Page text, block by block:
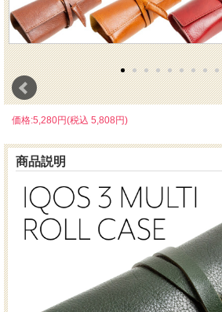
価格:5,280円(税込 5,808円)
商品説明